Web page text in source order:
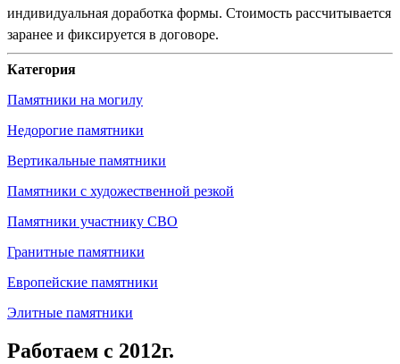
индивидуальная доработка формы. Стоимость рассчитывается
заранее и фиксируется в договоре.
Категория
Памятники на могилу
Недорогие памятники
Вертикальные памятники
Памятники с художественной резкой
Памятники участнику СВО
Гранитные памятники
Европейские памятники
Элитные памятники
Работаем с 2012г.